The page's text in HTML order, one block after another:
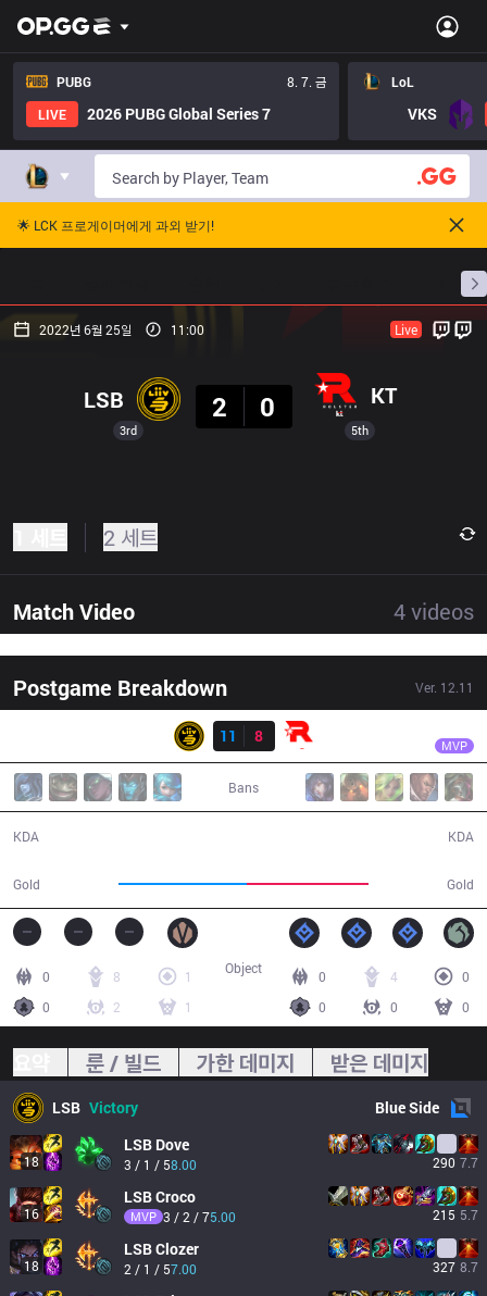
PUBG
8. 7. 금
LIVE
2026 PUBG Global Series 7
LoL
VKS
🌟 LCK 프로게이머에게 과외 받기!
프로빌
2022년 6월 25일 11:00 Live
3rd
LSB
2
0 KT
5th
2 세트
Match Video 4videos
Postgame Breakdown Ver. 12.11
11
8 MVP
Bans
KDA
Gold Gold
KDA
0 8
1
0
2 1
0 4
0
0
0 0
Object
룬 / 빌드 가한 데미지 받은 데미지
LSB Victory BlueSide
18
LSB Dove
3 / 1 / 58.00 290 7.7
16
LSBCroco
MVP 3 / 2 / 75.00 215 5.7
18
LSBClozer
2 / 1 / 57.00 327 8.7